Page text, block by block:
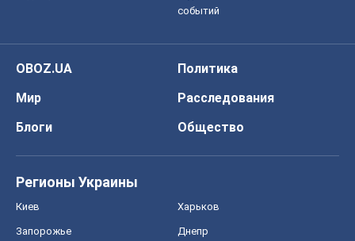
событий
OBOZ.UA
Политика
Мир
Расследования
Блоги
Общество
Регионы Украины
Киев Харьков
Запорожье Днепр